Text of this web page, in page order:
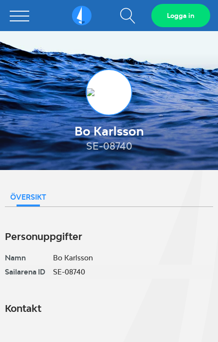
Sailarena Visa
sökfält
Logga in
Bo Karlsson
SE-08740
ÖVERSIKT
Personuppgifter
Namn
Bo Karlsson
Sailarena ID
SE-08740
Kontakt